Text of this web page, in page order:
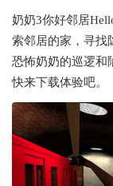
奶奶3你好邻居
索邻居的家，寻找
恐怖奶奶的巡逻和
快来下载体验吧。